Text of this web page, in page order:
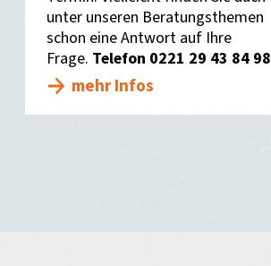
unter unseren Beratungsthemen
schon eine Antwort auf Ihre
Frage. Telefon 0221 29 43 84 98
mehr Infos